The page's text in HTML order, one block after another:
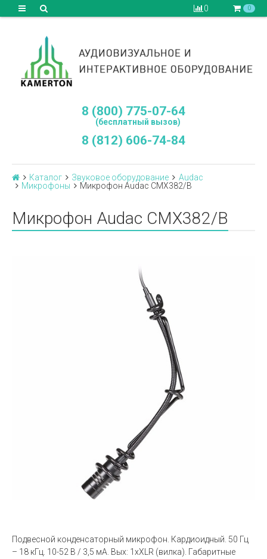
0 0
8 (800) 775-07-64
(бесплатный вызов)
8 (812) 606-74-84
Каталог Звуковое оборудование
Audac
Микрофоны
Микрофон Audac CMX382/B
Микрофон Audac CMX382/B
Подвесной конденсаторный микрофон. Кардиоидный. 50 Гц
– 18 кГц. 10-52 В / 3,5 мА. Вых: 1хXLR (вилка). Габаритные